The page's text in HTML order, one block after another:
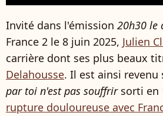
Invité dans l'émission 20h30 le
France 2 le 8 juin 2025, Julien
carrière dont ses plus beaux
Delahousse. Il est ainsi
par toi n'est pas souffrirsorti en
rupture douloureuse avec